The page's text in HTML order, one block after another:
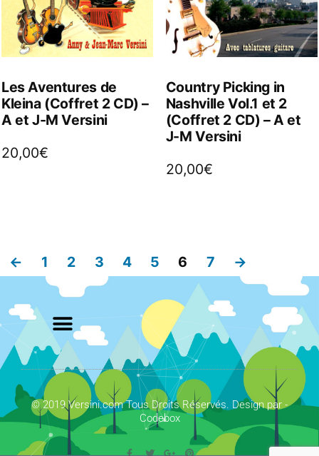
Les Aventures de
Kleina (Coffret 2 CD) –
A et J-M Versini
20,00€
Country Picking in
Nashville Vol.1 et 2
(Coffret 2 CD) – A et
J-M Versini
20,00€
← 1 2 3 4 5 6 7 →
© 2019 Versini.com Tous Droits Réservés. Design par -
Codebox